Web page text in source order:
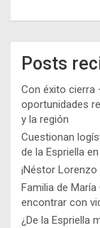
Posts
Con éxito cierra
oportunidades
y la región
Cuestionan
de la Espriella
¡Néstor
Familia de
encontrar con
¿De la Espriella